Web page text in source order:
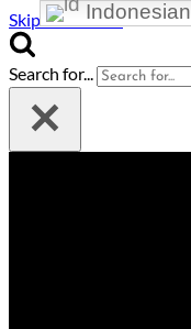
Skip to content
Search for...
Indonesian